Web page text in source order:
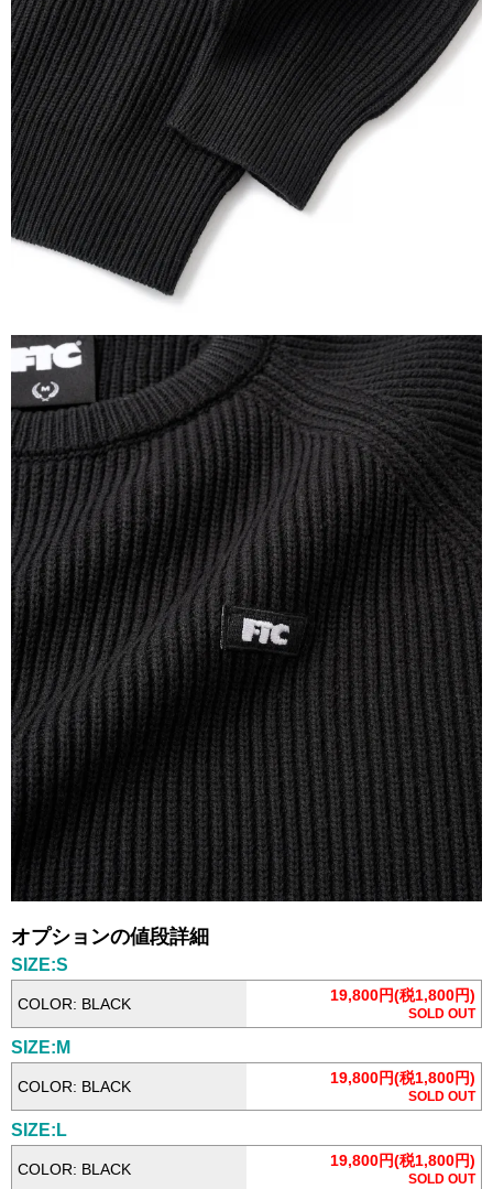
オプションの値段詳細
SIZE:S
COLOR: BLACK 19,800円(税1,800円)
SOLD OUT
SIZE:M
COLOR: BLACK 19,800円(税1,800円)
SOLD OUT
SIZE:L
COLOR: BLACK 19,800円(税1,800円)
SOLD OUT